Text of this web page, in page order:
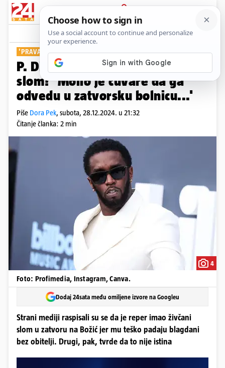
PRIJAVA
Show Komentari
'PRAVA NOĆNA MORA'
P. Diddy je na Božić imao živčani
slom? 'Molio je čuvare da ga
odvedu u zatvorsku bolnicu...'
Piše Dora Pek, subota, 28.12.2024. u 21:32
Čitanje članka: 2 min
4
Foto: Profimedia, Instagram, Canva.
Dodaj 24sata među omiljene izvore na Googleu
Strani mediji raspisali su se da je reper imao živčani
slom u zatvoru na Božić jer mu teško padaju blagdani
bez obitelji. Drugi, pak, tvrde da to nije istina